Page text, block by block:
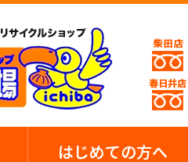
はじめての方へ